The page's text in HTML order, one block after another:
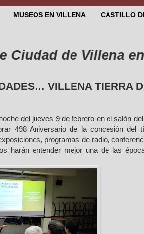
MUSEOS EN VILLENA CASTILLO
de Villena en el
VILLENA TIERRA
del jueves 9 de febrero en el salón
498 Aniversario de la concesión del
programas de radio,
harán entender mejor una de las